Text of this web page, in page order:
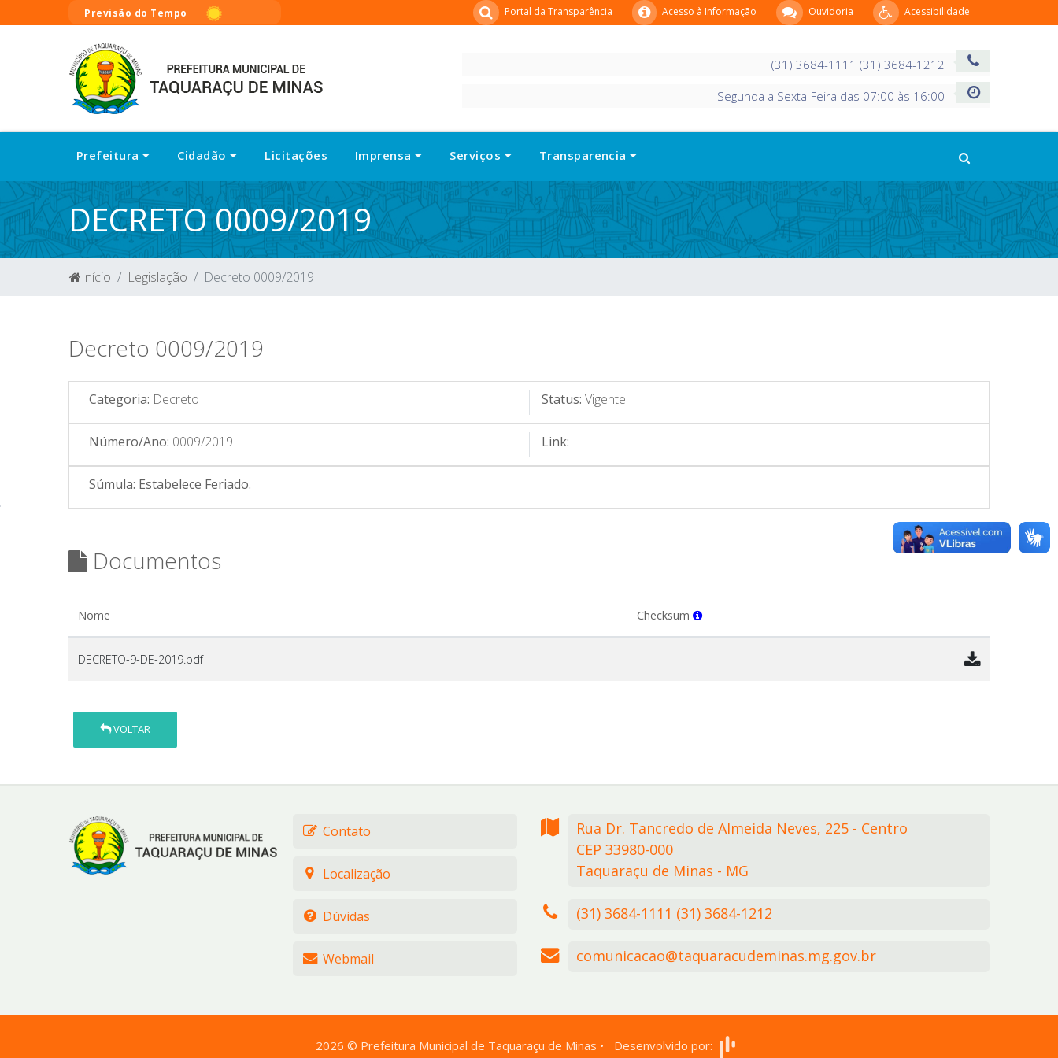
Previsão do Tempo Acessibilidade
Ouvidoria
Acesso à Informação
Portal da Transparência
(31) 3684-1111 (31) 3684-1212
Segunda a Sexta-Feira das 07:00 às 16:00
Prefeitura Cidadão Licitações Imprensa Serviços Transparencia
DECRETO 0009/2019
Início Legislação Decreto 0009/2019
Decreto 0009/2019
Categoria: Decreto Status: Vigente
Número/Ano: 0009/2019 Link:
Súmula: Estabelece Feriado.
Documentos
Nome Checksum
DECRETO-9-DE-2019.pdf
VOLTAR
Contato
Localização
Dúvidas
Webmail
Rua Dr. Tancredo de Almeida Neves, 225 - Centro
CEP 33980-000
Taquaraçu de Minas - MG
(31) 3684-1111 (31) 3684-1212
comunicacao@taquaracudeminas.mg.gov.br
2026 © Prefeitura Municipal de Taquaraçu de Minas • Desenvolvido por: